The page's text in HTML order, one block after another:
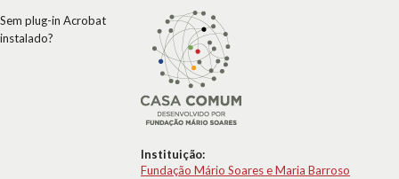
Instituição:
Fundação Mário Soares e Maria Barroso
Sem plug-in Acrobat
instalado?